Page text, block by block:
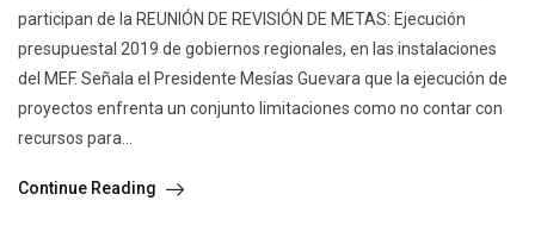
participan de la REUNIÓN DE REVISIÓN DE METAS: Ejecución
presupuestal 2019 de gobiernos regionales, en las instalaciones
del MEF. Señala el Presidente Mesías Guevara que la ejecución de
proyectos enfrenta un conjunto limitaciones como no contar con
recursos para...
Continue Reading